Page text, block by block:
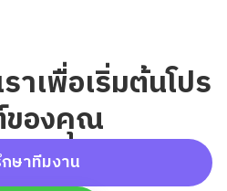
าเพื่อเริ่มต้นโปร
ของคุณ
ษาทีมงาน